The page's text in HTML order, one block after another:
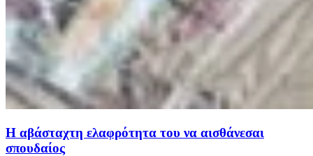
Η αβάσταχτη ελαφρότητα του να αισθάνεσαι
σπουδαίος